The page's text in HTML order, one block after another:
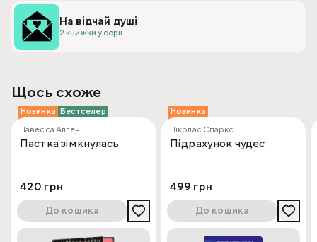
На відчай душі
2 книжки у серії
Щось схоже
Новинка Бестселер
Навесса Аллен
Пастка зімкнулась
420 грн
До кошика
Новинка
Ніколас Спаркс
Підрахунок чудес
499 грн
До кошика